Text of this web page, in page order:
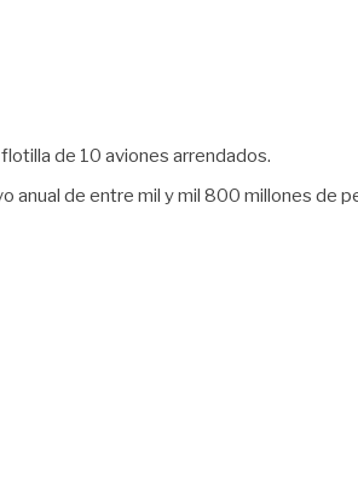
de 10 aviones arrendados.
de entre mil y mil 800 millones de